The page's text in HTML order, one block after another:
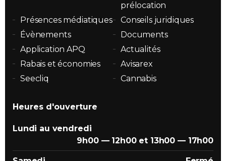
prélocation
Présences médiatiques
Conseils juridiques
Évènements
Documents
Application APQ
Actualités
Rabais et économies
Avisarex
Seecliq
Cannabis
Heures d'ouverture
Lundi au vendredi
9h00 — 12h00 et 13h00 — 17h00